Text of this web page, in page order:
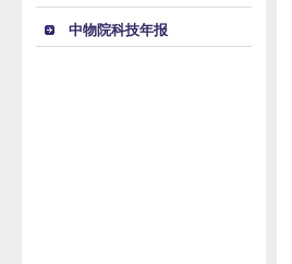
中物院科技年报